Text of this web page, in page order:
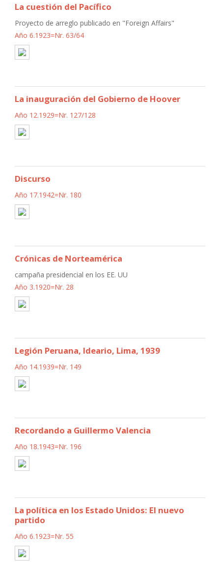
La cuestión del Pacífico
Proyecto de arreglo publicado en "Foreign Affairs"
Año 6.1923=Nr. 63/64
La inauguración del Gobierno de Hoover
Año 12.1929=Nr. 127/128
Discurso
Año 17.1942=Nr. 180
Crónicas de Norteamérica
campaña presidencial en los EE. UU
Año 3.1920=Nr. 28
Legión Peruana, Ideario, Lima, 1939
Año 14.1939=Nr. 149
Recordando a Guillermo Valencia
Año 18.1943=Nr. 196
La política en los Estado Unidos: El nuevo
partido
Año 6.1923=Nr. 55